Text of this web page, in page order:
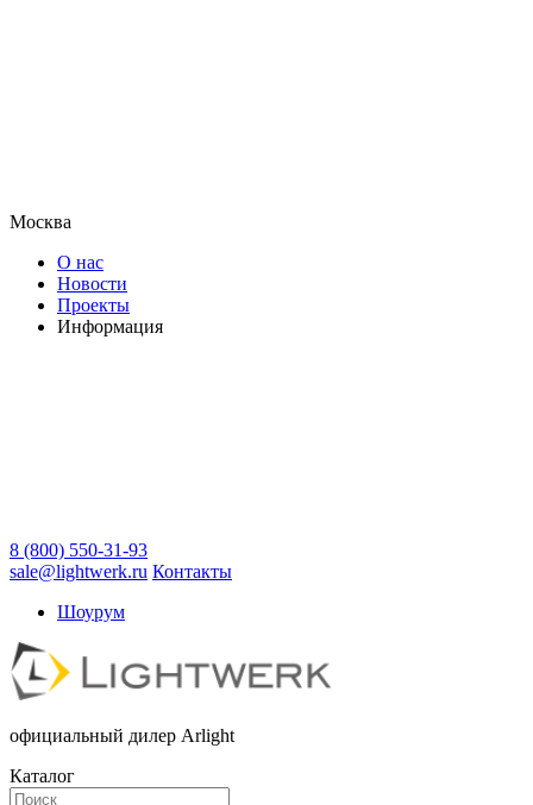
Москва
О нас
Новости
Проекты
Информация
8 (800) 550-31-93
sale@lightwerk.ru Контакты
Шоурум
официальный дилер Arlight
Каталог